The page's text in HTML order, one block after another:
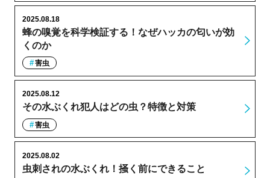
蜂の嗅覚を科学検証する！なぜハッカの匂いが効
くのか
2025.08.18
害虫
その水ぶくれ犯人はどの虫？特徴と対策
2025.08.12
害虫
虫刺されの水ぶくれ！掻く前にできること
2025.08.02